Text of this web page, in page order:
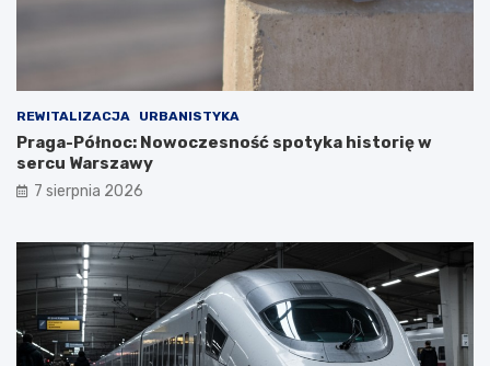
REWITALIZACJA URBANISTYKA
Praga-Północ: Nowoczesność spotyka historię w
sercu Warszawy
7 sierpnia 2026